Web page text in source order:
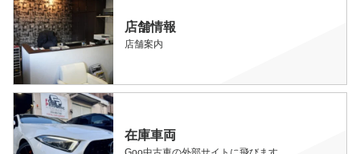
店舗情報
店舗案内
在庫車両